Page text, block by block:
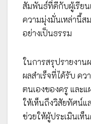
สัมพันธ์ที่ดีกับผู้เรีย
ความมุ่งมั่นเหล่านี้ส
อย่างเป็นธรรม
ในการสรุปรายงาน
ผลสำเร็จที่ได้รับ ค
ตนเองของครู และ
ให้เห็นถึงวิสัยทัศน์แ
ช่วยให้ผู้ประเมินเ